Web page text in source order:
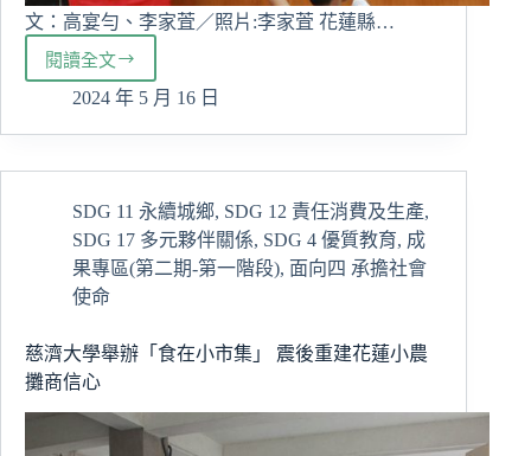
文：高宴勻、李家萓／照片:李家萓 花蓮縣…
閱讀全文
花
蓮
府
慈
大
合
力
造
溫
馨
多
元
2024 年 5 月 16 日
SDG 11 永續城鄉, SDG 12 責任消費及生產,
SDG 17 多元夥伴關係, SDG 4 優質教育, 成
果專區(第二期-第一階段), 面向四 承擔社會
使命
慈濟大學舉辦「食在小市集」 震後重建花蓮小農
攤商信心